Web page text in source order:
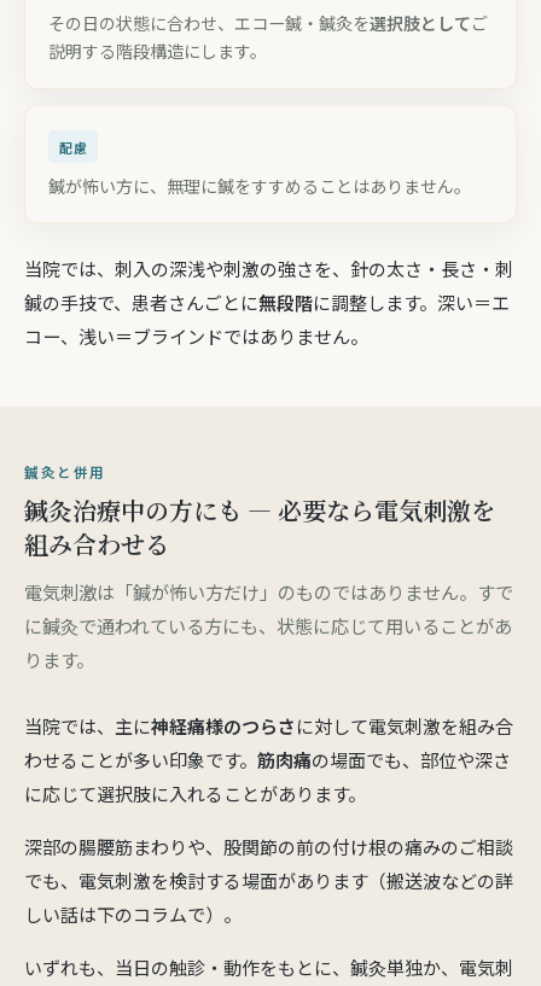
その日の状態に合わせ、エコー鍼・鍼灸を選択肢としてご
説明する階段構造にします。
配慮
鍼が怖い方に、無理に鍼をすすめることはありません。
当院では、刺入の深浅や刺激の強さを、針の太さ・長さ・刺
鍼の手技で、患者さんごとに無段階に調整します。深い＝エ
コー、浅い＝ブラインドではありません。
鍼灸と併用
鍼灸治療中の方にも — 必要なら電気刺激を
組み合わせる
電気刺激は「鍼が怖い方だけ」のものではありません。すで
に鍼灸で通われている方にも、状態に応じて用いることがあ
ります。
当院では、主に神経痛様のつらさに対して電気刺激を組み合
わせることが多い印象です。 筋肉痛の場面でも、部位や深さ
に応じて選択肢に入れることがあります。
深部の腸腰筋まわりや、股関節の前の付け根の痛みのご相談
でも、電気刺激を検討する場面があります（搬送波などの詳
しい話は下のコラムで）。
いずれも、当日の触診・動作をもとに、鍼灸単独か、電気刺